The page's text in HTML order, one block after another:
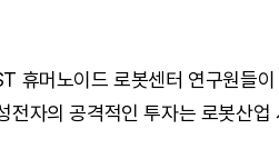
휴머노이드 로봇센터 연구원들
전자의 공격적인 투자는 로봇산